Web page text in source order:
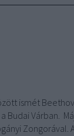
ismét
Budai Várban.
Zongorával.